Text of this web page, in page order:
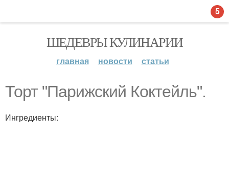
ШЕДЕВРЫ КУЛИНАРИИ
главная новости статьи
Торт "Парижский Коктейль".
Ингредиенты:
5